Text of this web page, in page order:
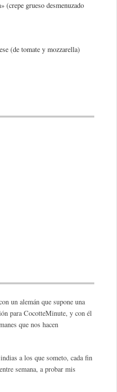
(crepe grueso desmenuzado
(de tomate y mozzarella)
un alemán que supone una
para CocotteMinute, y con él
que nos hacen
a los que someto, cada fin
semana, a probar mis